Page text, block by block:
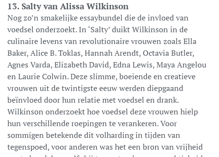
13. Salty van Alissa Wilkinson
Nog zo’n smakelijke essaybundel die de invloed van
voedsel onderzoekt. In ‘Salty’ duikt Wilkinson in de
culinaire levens van revolutionaire vrouwen zoals Ella
Baker, Alice B. Toklas, Hannah Arendt, Octavia Butler,
Agnes Varda, Elizabeth David, Edna Lewis, Maya Angelou
en Laurie Colwin. Deze slimme, boeiende en creatieve
vrouwen uit de twintigste eeuw werden diepgaand
beïnvloed door hun relatie met voedsel en drank.
Wilkinson onderzoekt hoe voedsel deze vrouwen hielp
hun verschillende roepingen te verankeren. Voor
sommigen betekende dit volharding in tijden van
tegenspoed, voor anderen was het een bron van vrijheid